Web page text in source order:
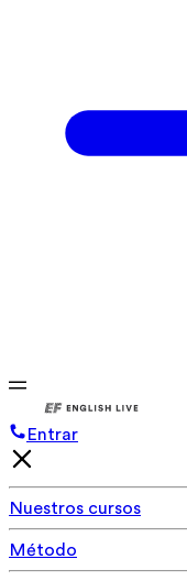
Entrar
Nuestros cursos
Método